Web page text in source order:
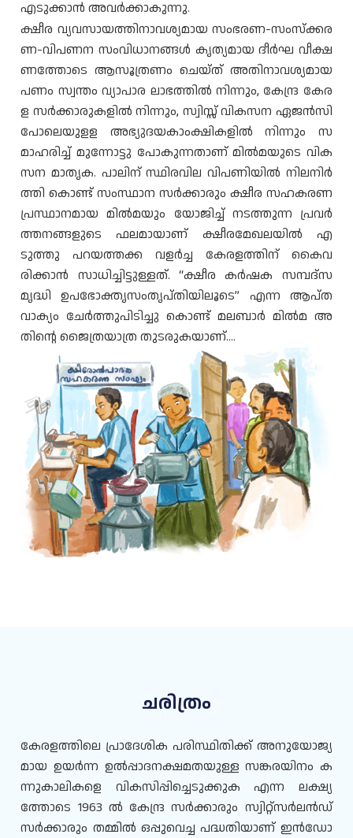
എടുക്കാൻ അവർക്കാകുന്നു.
ക്ഷീര വ്യവസായത്തിനാവശ്യമായ സംഭരണ-സംസ്ക്കര
ണ-വിപണന സംവിധാനങ്ങൾ കൃത്യമായ ദീർഘ വീക്ഷ
ണത്തോടെ ആസൂത്രണം ചെയ്ത് അതിനാവശ്യമായ
പണം സ്വന്തം വ്യാപാര ലാഭത്തിൽ നിന്നും, കേന്ദ്ര കേര
ള സർക്കാരുകളിൽ നിന്നും, സ്വിസ്സ് വികസന ഏജൻസി
പോലെയുളള അഭ്യുദയകാംക്ഷികളിൽ നിന്നും സ
മാഹരിച്ച് മുന്നോട്ടു പോകുന്നതാണ് മിൽമയുടെ വിക
സന മാതൃക. പാലിന് സ്ഥിരവില വിപണിയിൽ നിലനിർ
ത്തി കൊണ്ട് സംസ്ഥാന സർക്കാരും ക്ഷീര സഹകരണ
പ്രസ്ഥാനമായ മിൽമയും യോജിച്ച് നടത്തുന്ന പ്രവർ
ത്തനങ്ങളുടെ ഫലമായാണ് ക്ഷീരമേഖലയിൽ എ
ടുത്തു പറയത്തക്ക വളർച്ച കേരളത്തിന് കൈവ
രിക്കാൻ സാധിച്ചിട്ടുള്ളത്. “ക്ഷീര കർഷക സമ്പദ്സ
മൃദ്ധി ഉപഭോക്തൃസംതൃപ്തിയിലൂടെ” എന്ന ആപ്ത
വാക്യം ചേർത്തുപിടിച്ചു കൊണ്ട് മലബാർ മിൽമ അ
തിൻ്റെ ജൈത്രയാത്ര തുടരുകയാണ്....
ചരിത്രം
കേരളത്തിലെ പ്രാദേശിക പരിസ്ഥിതിക്ക് അനുയോജ്യ
മായ ഉയർന്ന ഉൽപ്പാദനക്ഷമതയുള്ള സങ്കരയിനം ക
ന്നുകാലികളെ വികസിപ്പിച്ചെടുക്കുക എന്ന ലക്ഷ്യ
ത്തോടെ 1963 ൽ കേന്ദ്ര സർക്കാരും സ്വിറ്റ്സർലൻഡ്
സർക്കാരും തമ്മിൽ ഒപ്പുവെച്ച പദ്ധതിയാണ് ഇൻഡോ